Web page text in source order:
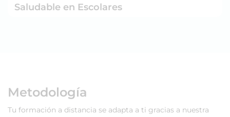
Saludable en Escolares
Metodología
Tu formación a distancia se adapta a ti gracias a nuestra